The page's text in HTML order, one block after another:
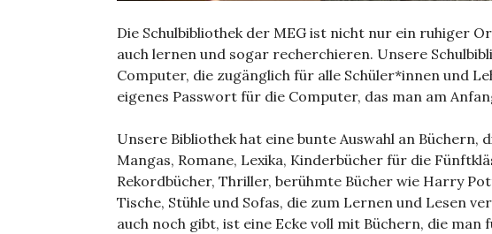
Die Schulbibliothek der MEG ist nicht nur ein ruhiger
auch lernen und sogar recherchieren. Unsere
Computer, die zugänglich für alle Schüler*innen und
eigenes Passwort für die Computer, das man am
Unsere Bibliothek hat eine bunte Auswahl an Büchern,
Mangas, Romane, Lexika, Kinderbücher für die
Rekordbücher, Thriller, berühmte Bücher wie Harry
Tische, Stühle und Sofas, die zum Lernen und Lesen
auch noch gibt, ist eine Ecke voll mit Büchern, die man